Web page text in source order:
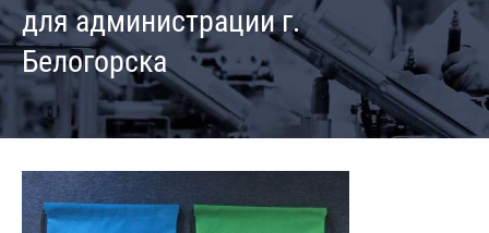
для администрации г.
Белогорска